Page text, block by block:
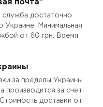
почта"
служба достаточно
Украине. Минимальная
от 60 грн. Время
за пределы Украины
производится за счет
доставки от